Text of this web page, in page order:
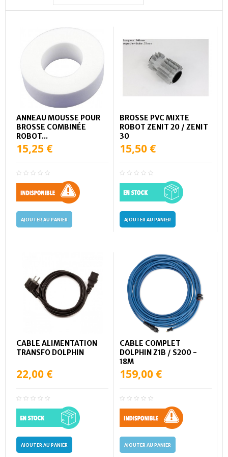
ANNEAU MOUSSE POUR
BROSSE COMBINÉE
ROBOT...
15,25 €
AJOUTER AU PANIER
BROSSE PVC MIXTE
ROBOT ZENIT 20 / ZENIT
30
15,50 €
AJOUTER AU PANIER
CABLE ALIMENTATION
TRANSFO DOLPHIN
22,00 €
AJOUTER AU PANIER
CABLE COMPLET
DOLPHIN Z1B / S200 -
18M
159,00 €
AJOUTER AU PANIER